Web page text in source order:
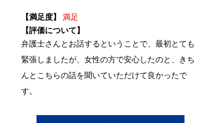
【満足度】
満足
【評価について】
弁護士さんとお話するということで、最初とても
緊張しましたが、女性の方で安心したのと、きち
んとこちらの話を聞いていただけて良かったで
す。